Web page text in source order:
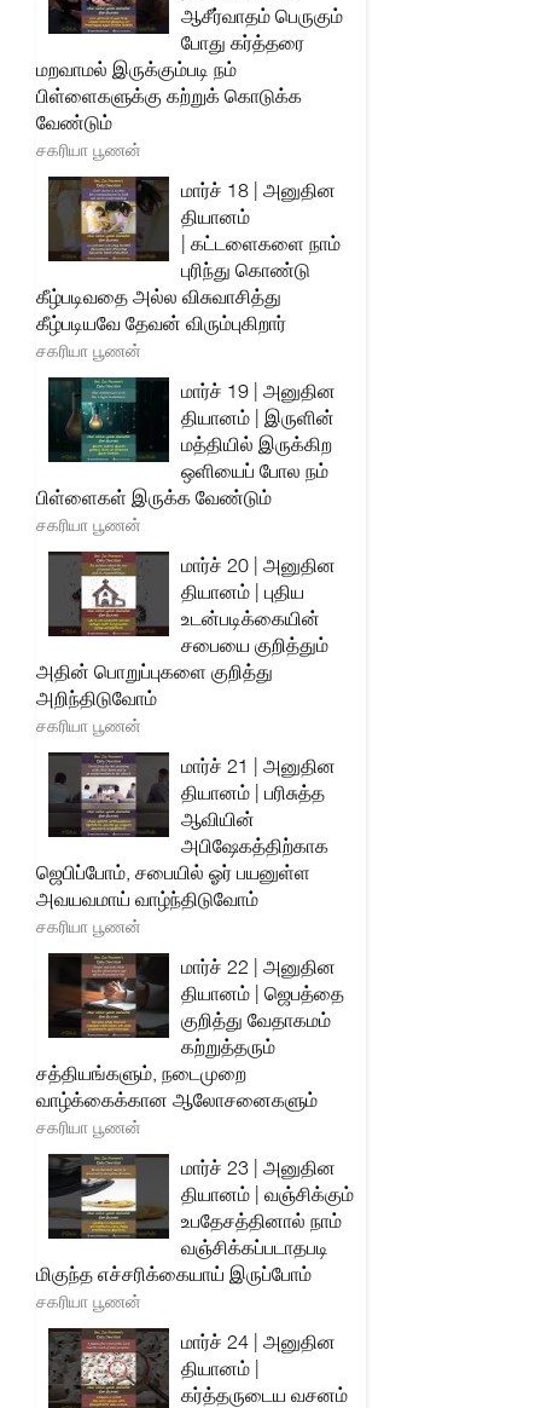
ஆசீர்வாதம் பெருகும்
போது கர்த்தரை
மறவாமல் இருக்கும்படி நம்
பிள்ளைகளுக்கு கற்றுக் கொடுக்க
வேண்டும்
சகரியா பூணன்
மார்ச் 18 | அனுதின
தியானம்
| கட்டளைகளை நாம்
புரிந்து கொண்டு
கீழ்படிவதை அல்ல விசுவாசித்து
கீழ்படியவே தேவன் விரும்புகிறார்
சகரியா பூணன்
மார்ச் 19 | அனுதின
தியானம் | இருளின்
மத்தியில் இருக்கிற
ஒளியைப் போல நம்
பிள்ளைகள் இருக்க வேண்டும்
சகரியா பூணன்
மார்ச் 20 | அனுதின
தியானம் | புதிய
உடன்படிக்கையின்
சபையை குறித்தும்
அதின் பொறுப்புகளை குறித்து
அறிந்திடுவோம்
சகரியா பூணன்
மார்ச் 21 | அனுதின
தியானம் | பரிசுத்த
ஆவியின்
அபிஷேகத்திற்காக
ஜெபிப்போம், சபையில் ஓர் பயனுள்ள
அவயவமாய் வாழ்ந்திடுவோம்
சகரியா பூணன்
மார்ச் 22 | அனுதின
தியானம் | ஜெபத்தை
குறித்து வேதாகமம்
கற்றுத்தரும்
சத்தியங்களும், நடைமுறை
வாழ்க்கைக்கான ஆலோசனைகளும்
சகரியா பூணன்
மார்ச் 23 | அனுதின
தியானம் | வஞ்சிக்கும்
உபதேசத்தினால் நாம்
வஞ்சிக்கப்படாதபடி
மிகுந்த எச்சரிக்கையாய் இருப்போம்
சகரியா பூணன்
மார்ச் 24 | அனுதின
தியானம் |
கர்த்தருடைய வசனம்